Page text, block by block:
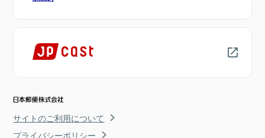
サイトのご利用について
プライバシーポリシー